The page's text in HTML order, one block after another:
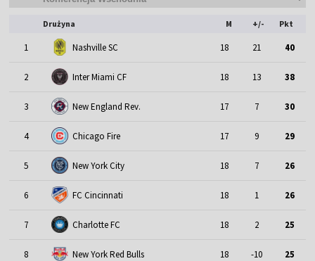
Drużyna M +/- Pkt
1 Nashville SC 18 21 40
2 Inter Miami CF 18 13 38
3 New England Rev. 17 7 30
4 Chicago Fire 17 9 29
5 New York City 18 7 26
6 FC Cincinnati 18 1 26
7 Charlotte FC 18 2 25
8 New York Red Bulls 18 -10 25